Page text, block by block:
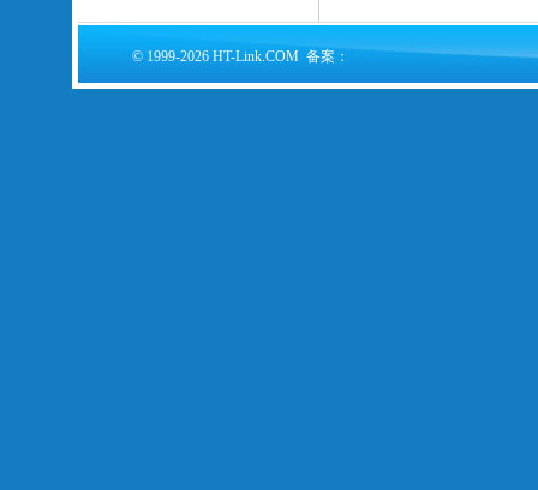
© 1999-2026 HT-Link.COM 备案：